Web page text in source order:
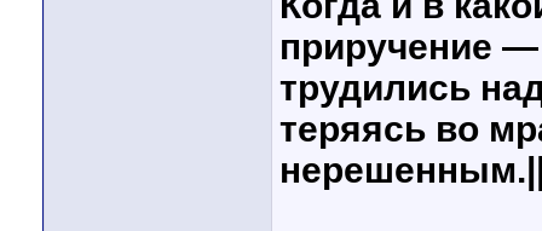
приручение
трудились
теряясь во